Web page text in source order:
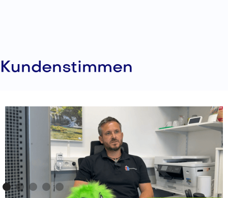
Kundenstimmen